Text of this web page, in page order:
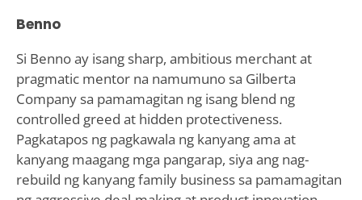
Benno
Si Benno ay isang sharp, ambitious merchant at
pragmatic mentor na namumuno sa Gilberta
Company sa pamamagitan ng isang blend ng
controlled greed at hidden protectiveness.
Pagkatapos ng pagkawala ng kanyang ama at
kanyang maagang mga pangarap, siya ang nag-
rebuild ng kanyang family business sa pamamagitan